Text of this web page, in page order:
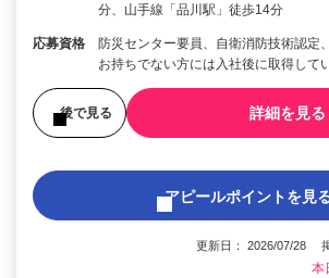
分、山手線「品川駅」徒歩14分
応募資格
防災センター要員、自衛消防技術認定
お持ちでない方には入社後に取得して
後で見る 詳細を見る
アピールポイントを見
更新日： 2026/07/28
本